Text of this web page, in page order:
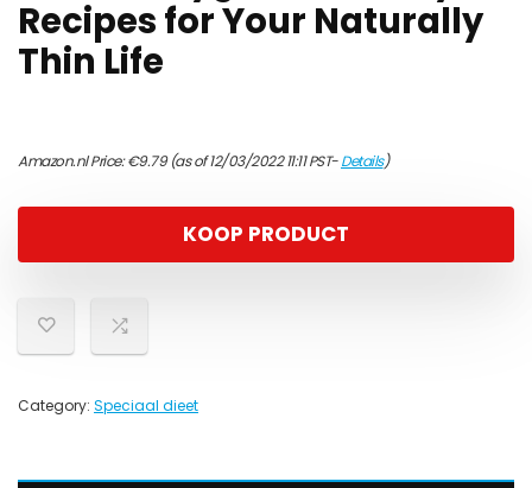
Recipes for Your Naturally
Thin Life
Amazon.nl Price:€9.79(as of 12/03/2022 11:11 PST-Details)
KOOP PRODUCT
Category: Speciaal dieet